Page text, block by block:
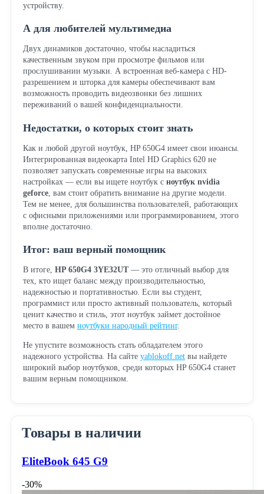
устройству.
А для любителей мультимедиа
Двух динамиков достаточно, чтобы насладиться
качественным звуком при просмотре фильмов или
прослушивании музыки. А встроенная веб-камера с HD-
разрешением и шторка для камеры обеспечивают вам
возможность проводить видеозвонки без лишних
переживаний о вашей конфиденциальности.
Недостатки, о которых стоит знать
Как и любой другой ноутбук, HP 650G4 имеет свои нюансы.
Интегрированная видеокарта Intel HD Graphics 620 не
позволяет запускать современные игры на высоких
настройках — если вы ищете ноутбук с ноутбук nvidia
geforce, вам стоит обратить внимание на другие модели.
Тем не менее, для большинства пользователей, работающих
с офисными приложениями или программированием, этого
вполне достаточно.
Итог: ваш верный помощник
В итоге, HP 650G4 3YE32UT— это отличный выбор для
тех, кто ищет баланс между производительностью,
надежностью и портативностью. Если вы студент,
программист или просто активный пользователь, который
ценит качество и стиль, этот ноутбук займет достойное
место в вашем ноутбуки народный рейтинг.
Не упустите возможность стать обладателем этого
надежного устройства. На сайте yablokoff.netвы найдете
широкий выбор ноутбуков, среди которых HP 650G4 станет
вашим верным помощником.
Товары в наличии
EliteBook 645 G9
-30%